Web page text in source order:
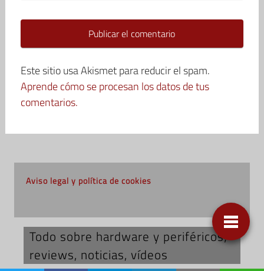
Este sitio usa Akismet para reducir el spam.
Aprende cómo se procesan los datos de tus
comentarios.
Aviso legal y política de cookies
Todo sobre hardware y periféricos;
reviews, noticias, vídeos